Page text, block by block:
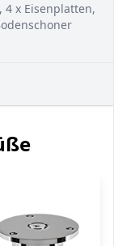
4 x Eisenplatten,